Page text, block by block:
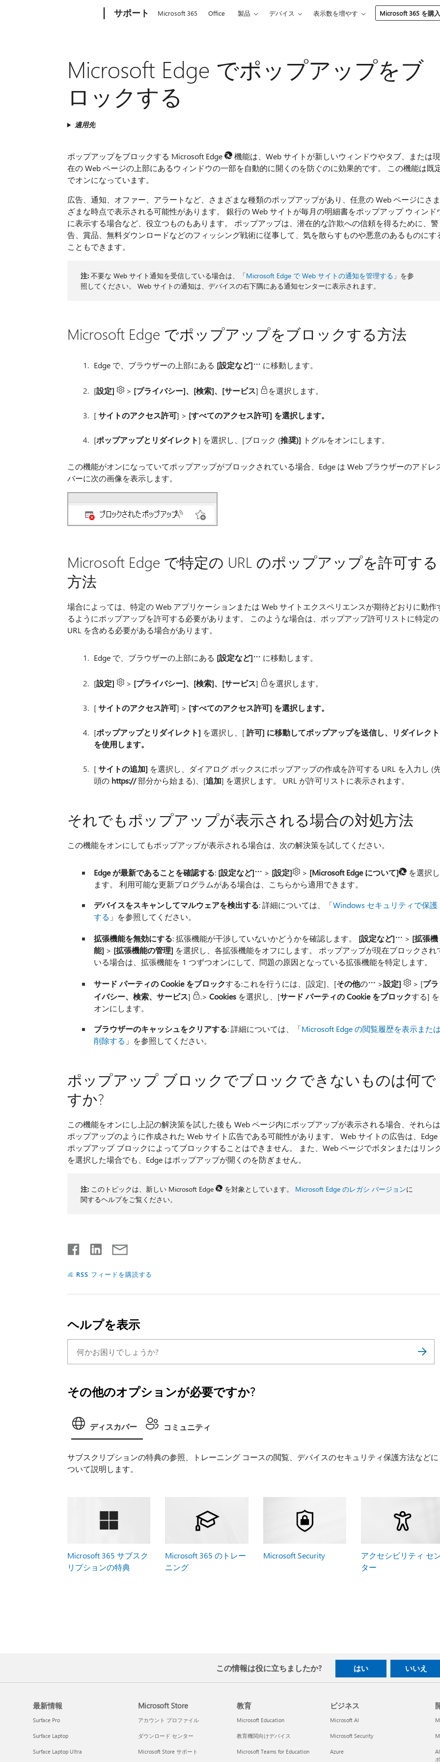
サポート Microsoft 365 Office 製品 デバイス 表示数を増やす Microsoft 365 を購
Microsoft Edge でポップアップをブ
ロックする
適用先
ポップアップをブロックする Microsoft Edge
機能は、Web サイトが新しいウィンドウやタブ、または現
在の Web ページの上部にあるウィンドウの一部を自動的に開くのを防ぐのに効果的です。 この機能は既
でオンになっています。
広告、通知、オファー、アラートなど、さまざまな種類のポップアップがあり、任意の Web ページにさま
ざまな時点で表示される可能性があります。 銀行の Web サイトが毎月の明細書をポップアップ ウィンド
に表示する場合など、役立つものもあります。 ポップアップは、潜在的な詐欺への信頼を得るために、警
告、賞品、無料ダウンロードなどのフィッシング戦術に従事して、気を散らすものや悪意のあるものにす
こともできます。
注: 不要な Web サイト通知を受信して​​いる場合は、「Microsoft Edge で Web サイトの通知を管理する 」を参
照してください。 Web サイトの通知は、デバイスの右下隅にある通知センターに表示されます。
Microsoft Edge でポップアップをブロックする方法
Edge で、ブラウザーの上部にある [設定など] に移動します。
[設定] > [プライバシー]、[検索]、[サービス] を選択します。
[サイトのアクセス許可] > [すべてのアクセス許可] を選択します。
[ポップアップとリダイレクト] を選択し、[ブロック (推奨)] トグルをオンにします。
この機能がオンになっていてポップアップがブロックされている場合、Edge は Web ブラウザーのアドレ
バーに次の画像を表示します。
Microsoft Edge で特定の URL のポップアップを許可する
方法
場合によっては、特定の Web アプリケーションまたは Web サイトエクスペリエンスが期待どおりに動作
るようにポップアップを許可する必要があります。 このような場合は、ポップアップ許可リストに特定の
URL を含める必要がある場合があります。
Edge で、ブラウザーの上部にある [設定など] に移動します。
[設定] > [プライバシー]、[検索]、[サービス] を選択します。
[サイトのアクセス許可] > [すべてのアクセス許可] を選択します。
[ポップアップとリダイレクト] を選択し、[許可] に移動してポップアップを送信し、リダイレクト
を使用します。
[サイトの追加] を選択し、ダイアログ ボックスにポップアップの作成を許可する URL を入力し (
頭の https://部分から始まる)、[追加] を選択します。 URL が許可リストに表示されます。
それでもポップアップが表示される場合の対処方法
この機能をオンにしてもポップアップが表示される場合は、次の解決策を試してください。
Edge が最新であることを確認する: [設定など] > [設定] > [Microsoft Edge について]
を選択し
ます。 利用可能な更新プログラムがある場合は、こちらから適用できます。
デバイスをスキャンしてマルウェアを検出する: 詳細については、「Windows セキュリティで保護
する 」を参照してください。
拡張機能を無効にする: 拡張機能が干渉していないかどうかを確認します。 [設定など] > [拡張機
能] > [拡張機能の管理] を選択し、各拡張機能をオフにします。 ポップアップが現在ブロックされ
いる場合は、拡張機能を 1 つずつオンにして、問題の原因となっている拡張機能を特定します。
サード パーティの Cookie をブロックする:これを行うには、[設定]、[その他の >設定] > [プラ
イバシー、検索、サービス] .> Cookies を選択し、[サード パーティの Cookie をブロックする] を
オンにします。
ブラウザーのキャッシュをクリアする: 詳細については、「Microsoft Edge の閲覧履歴を表示また
削除する 」を参照してください。
ポップアップ ブロックでブロックできないものは何で
すか?
この機能をオンにし上記の解決策を試した後も Web ページ内にポップアップが表示される場合、それらは
ポップアップのように作成された Web サイト広告である可能性があります。 Web サイトの広告は、Edge
ポップアップ ブロックによってブロックすることはできません。 また、Web ページでボタンまたはリン
を選択した場合でも、Edge はポップアップが開くのを防ぎません。
注: このトピックは、新しい Microsoft Edge を対象としています。 Microsoft Edge のレガシ バージョンに
関するヘルプをご覧ください。
RSS フィードを購読する
ヘルプを表示
その他のオプションが必要ですか?
ディスカバー コミュニティ
サブスクリプションの特典の参照、トレーニング コースの閲覧、デバイスのセキュリティ保護方法などに
ついて説明します。
Microsoft 365 サブスク
リプションの特典
Microsoft 365 のトレー
ニング
Microsoft Security
アクセシビリティ セ
ター
この情報は役に立ちましたか? はい いいえ
最新情報
Surface Pro
Surface Laptop
Surface Laptop Ultra
Microsoft Store
アカウント プロファイル
ダウンロード センター
Microsoft Store サポート
教育
Microsoft Education
教育機関向けデバイス
Microsoft Teams for Education
ビジネス
Microsoft AI
Microsoft Security
Azure